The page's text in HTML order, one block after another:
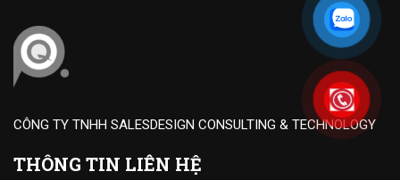
CÔNG TY TNHH SALESDESIGN CONSULTING & TECHNOLOGY
THÔNG TIN LIÊN HỆ